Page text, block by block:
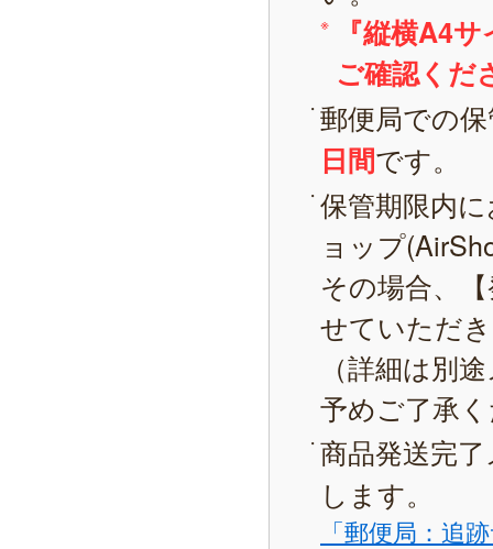
『縦横A4
ご確認くだ
郵便局での
日間です。
保管期限内
ョップ
その場合、
せていただ
（詳細は別
予めご了承
商品発送完
します。
「郵便局：追